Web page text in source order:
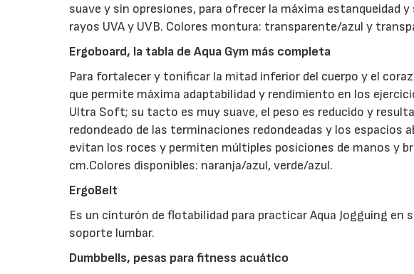
suave y sin opresiones, para ofrecer la máxima estanqueidad
rayos UVA y UVB. Colores montura: transparente/azul y
Ergoboard, la tabla de Aqua Gym más completa
Para fortalecer y tonificar la mitad inferior del cuerpo y el
que permite máxima adaptabilidad y rendimiento en los
Ultra Soft; su tacto es muy suave, el peso es reducido y
redondeado de las terminaciones redondeadas y los espacios
evitan los roces y permiten múltiples posiciones de manos y
cm.Colores disponibles: naranja/azul, verde/azul.
ErgoBelt
Es un cinturón de flotabilidad para practicar Aqua Jogguing en
soporte lumbar.
Dumbbells, pesas para fitness acuático